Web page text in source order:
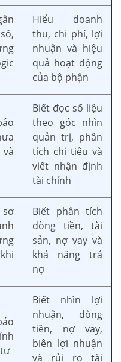
Hiểu doanh
thu, chi phí, lợi
nhuận và hiệu
quả hoạt động
của bộ phận
Biết đọc số liệu
theo góc nhìn
quản trị, phân
tích chỉ tiêu và
viết nhận định
tài chính
Biết phân tích
dòng tiền, tài
sản, nợ vay và
khả năng trả
nợ
Biết nhìn lợi
nhuận, dòng
tiền, nợ vay,
biên lợi nhuận
và rủi ro tài